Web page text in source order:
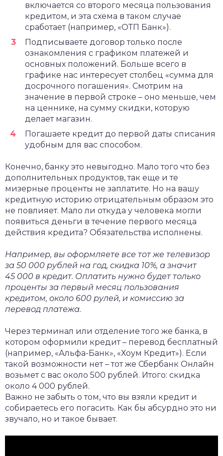
включается со второго месяца пользования
кредитом, и эта схема в таком случае
сработает (например, «ОТП Банк»).
Подписываете договор только после
ознакомления с графиком платежей и
основных положений. Больше всего в
графике нас интересует столбец «сумма для
досрочного погашения». Смотрим на
значение в первой строке – оно меньше, чем
на ценнике, на сумму скидки, которую
делает магазин.
Погашаете кредит до первой даты списания
удобным для вас способом.
Конечно, банку это невыгодно. Мало того что без
дополнительных продуктов, так еще и те
мизерные проценты не заплатите. Но на вашу
кредитную историю отрицательным образом это
не повлияет. Мало ли откуда у человека могли
появиться деньги в течение первого месяца
действия кредита? Обязательства исполнены.
Например, вы оформляете все тот же телевизор
за 50 000 рублей на год, скидка 10%, а значит
45 000 в кредит. Оплатить нужно будет только
проценты за первый месяц пользования
кредитом, около 600 рулей, и комиссию за
перевод платежа.
Через терминал или отделение того же банка, в
котором оформили кредит – перевод бесплатный
(например, «Альфа-Банк», «Хоум Кредит»). Если
такой возможности нет – тот же Сбербанк Онлайн
возьмет с вас около 500 рублей. Итого: скидка
около 4 000 рублей.
Важно не забыть о том, что вы взяли кредит и
собираетесь его погасить. Как бы абсурдно это ни
звучало, но и такое бывает.